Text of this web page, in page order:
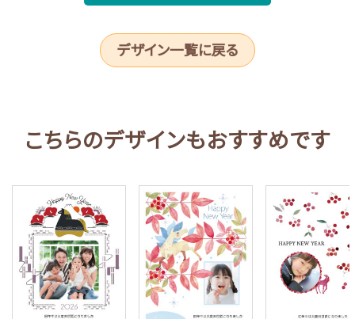
デザイン一覧に戻る
こちらのデザインもおすすめです